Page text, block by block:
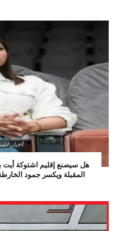
أخبار
هل سيصنع إقليم اشتوكة أيت
المقبلة ويكسر جمود